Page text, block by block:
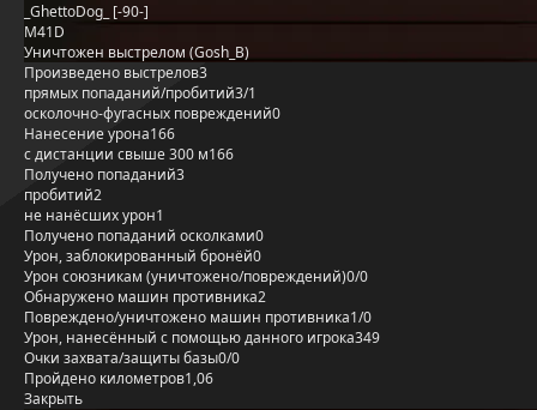
_GhettoDog_ [-90-]
M41D
Уничтожен выстрелом (Gosh_B)
Произведено выстрелов3
прямых попаданий/пробитий3/1
осколочно-фугасных повреждений0
Нанесение урона166
с дистанции свыше 300 м166
Получено попаданий3
пробитий2
не нанёсших урон1
Получено попаданий осколками0
Урон, заблокированный бронёй0
Урон союзникам (уничтожено/повреждений)0/0
Обнаружено машин противника2
Повреждено/уничтожено машин противника1/0
Урон, нанесённый с помощью данного игрока349
Очки захвата/защиты базы0/0
Пройдено километров1,06
Закрыть